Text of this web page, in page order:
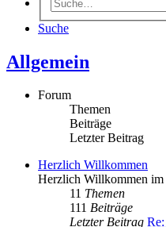
Suche
Allgemein
Forum
Themen
Beiträge
Letzter Beitrag
Herzlich Willkommen
Herzlich Willkommen im
11 Themen
111 Beiträge
Letzter Beitrag